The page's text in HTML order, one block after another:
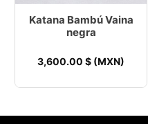
Katana Bambú Vaina
negra
3,600.00 $ (MXN)